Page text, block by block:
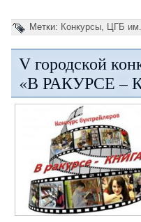
Метки: Конкурсы, ЦГБ
V городской
«В РАКУРСЕ –